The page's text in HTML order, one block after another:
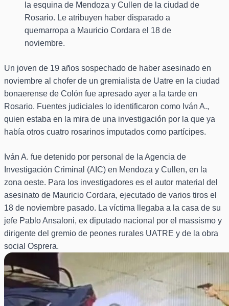
la esquina de Mendoza y Cullen de la ciudad de
Rosario. Le atribuyen haber disparado a
quemarropa a Mauricio Cordara el 18 de
noviembre.
Un joven de 19 años sospechado de haber asesinado en
noviembre al chofer de un gremialista de Uatre en la ciudad
bonaerense de Colón fue apresado ayer a la tarde en
Rosario. Fuentes judiciales lo identificaron como Iván A.,
quien estaba en la mira de una investigación por la que ya
había otros cuatro rosarinos imputados como partícipes.
Iván A. fue detenido por personal de la Agencia de
Investigación Criminal (AIC) en Mendoza y Cullen, en la
zona oeste. Para los investigadores es el autor material del
asesinato de Mauricio Cordara, ejecutado de varios tiros el
18 de noviembre pasado. La víctima llegaba a la casa de su
jefe Pablo Ansaloni, ex diputado nacional por el massismo y
dirigente del gremio de peones rurales UATRE y de la obra
social Osprera.